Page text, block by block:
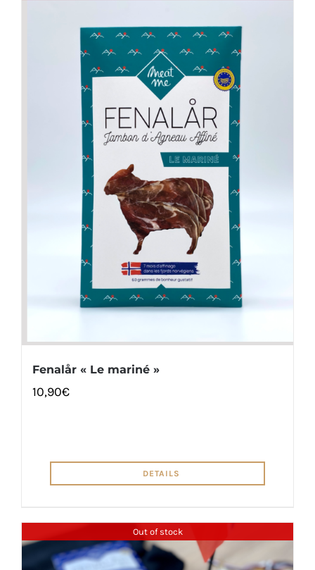
Fenalår « Le mariné »
10,90€
DETAILS
Out of stock